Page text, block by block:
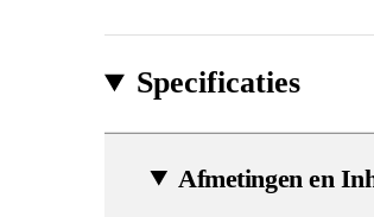
Specificaties
Afmetingen en